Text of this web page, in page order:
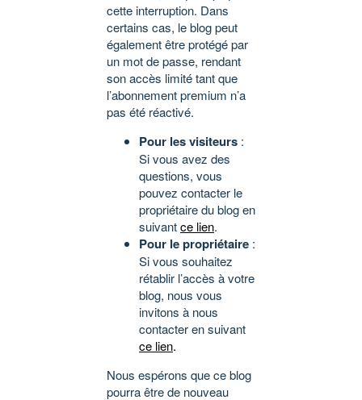
cette interruption. Dans
certains cas, le blog peut
également être protégé par
un mot de passe, rendant
son accès limité tant que
l’abonnement premium n’a
pas été réactivé.
Pour les visiteurs :
Si vous avez des
questions, vous
pouvez contacter le
propriétaire du blog en
suivantce lien.
Pour le propriétaire :
Si vous souhaitez
rétablir l’accès à votre
blog, nous vous
invitons à nous
contacter en suivant
ce lien.
Nous espérons que ce blog
pourra être de nouveau